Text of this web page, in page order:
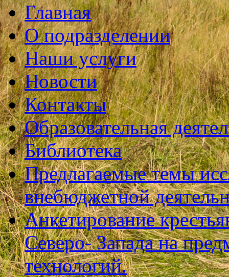
Главная
О подразделении
Наши услуги
Новости
Контакты
Образовательная
Библиотека
Предлагаемые темы
внебюджетной
Анкетирование
Северо- Запада на
технологий.